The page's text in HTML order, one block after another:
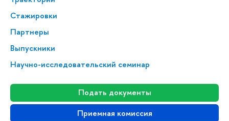
Стажировки
Партнеры
Выпускники
Научно-исследовательский семинар
Подать документы
Приемная комиссия